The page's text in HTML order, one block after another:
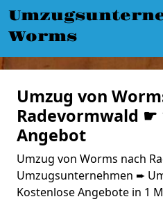
Worms
Umzug von
Radevormwald ☛
Angebot
Umzug von Worms nach
Umzugsunternehmen ➨
Kostenlose Angebote in 1